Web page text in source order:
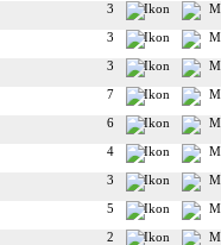
3
3
3
7
6
4
3
5
2